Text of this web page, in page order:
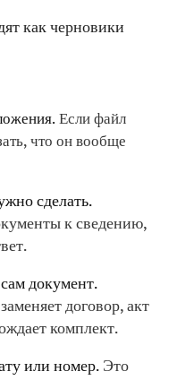
как черновики
Если файл
что он вообще
сделать.
к сведению,
документ.
договор, акт
комплект.
или номер. Это